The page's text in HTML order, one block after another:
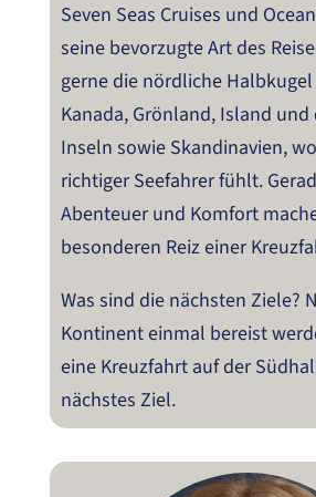
Seven Seas Cruises und
seine bevorzugte Art des
gerne die nördliche
Kanada, Grönland, Island
Inseln sowie Skandinavien,
richtiger Seefahrer fühlt.
Abenteuer und Komfort
besonderen Reiz einer
Was sind die nächsten Ziele?
Kontinent einmal bereist
eine Kreuzfahrt auf der
nächstes Ziel.